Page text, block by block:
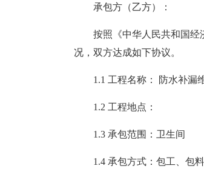
承包方（乙方）：
按照《中华人民共和国经
况，双方达成如下协议。
1.1 工程名称： 防水补漏
1.2 工程地点：
1.3 承包范围：卫生间
1.4 承包方式：包工、包